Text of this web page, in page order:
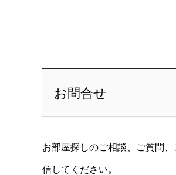
お問合せ
お部屋探しのご相談、ご質問
信してください。